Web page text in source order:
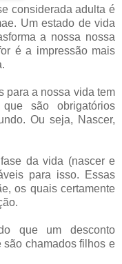
considerada adulta é
Um estado de vida
a nossa nossa
é a impressão mais
para a nossa vida tem
são obrigatórios
Ou seja, Nascer,
da vida (nascer e
para isso. Essas
os quais certamente
que um desconto
chamados filhos e